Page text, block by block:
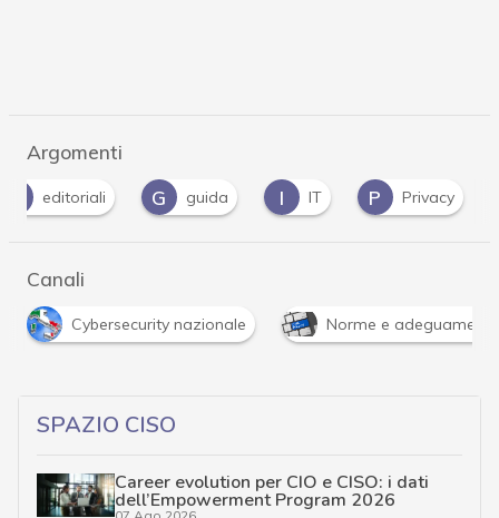
Argomenti
editoriali G guida I IT P Privacy
Canali
Cybersecurity nazionale
Norme e adeguamenti
SPAZIO CISO
Career evolution per CIO e CISO: i dati
dell’Empowerment Program 2026